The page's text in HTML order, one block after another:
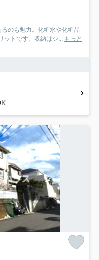
のも魅力。化粧水や化粧品
ットです。収納はシ... もっと